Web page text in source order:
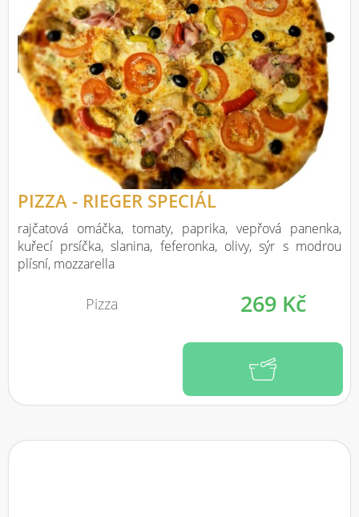
PIZZA - RIEGER SPECIÁL
rajčatová omáčka, tomaty, paprika, vepřová panenka,
kuřecí prsíčka, slanina, feferonka, olivy, sýr s modrou
plísní, mozzarella
Pizza 269 Kč